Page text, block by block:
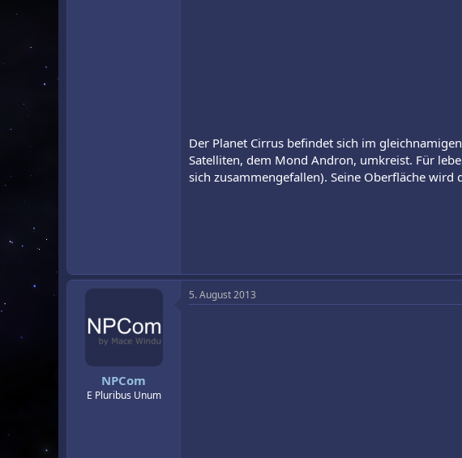
Der Planet Cirrus befindet sich im
Satelliten, dem Mond Andron, umkreist. Für
sich zusammengefallen). Seine Oberfläche
NPCom
E Pluribus Unum
5. August 2013